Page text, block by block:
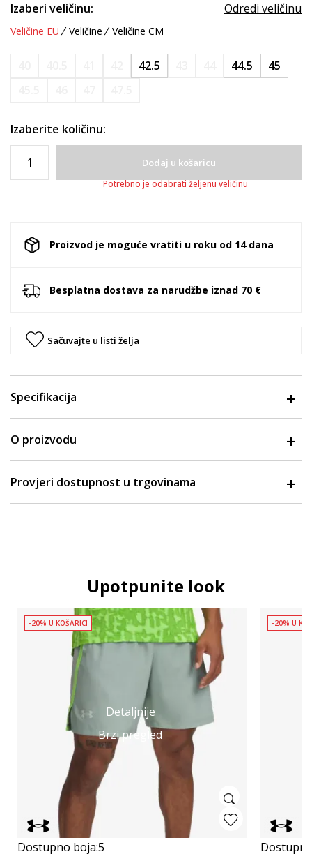
Izaberi veličinu: Odredi veličinu
Veličine EU Veličine Veličine CM
42.5 44.5
45
Izaberite količinu:
Dodaj u košaricu
Potrebno je odabrati željenu veličinu
Proizvod je moguće vratiti u roku od 14 dana
Besplatna dostava za narudžbe iznad 70 €
Sačuvajte u listi želja
Specifikacija
O proizvodu
Provjeri dostupnost u trgovinama
Upotpunite look
Detaljnije
Brzi pregled
-20% U KOŠARICI
Dostupno boja:5
-20% U